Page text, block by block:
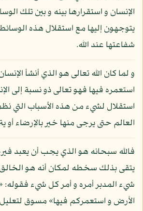
الإنسان و استقرارها بينه و بين تلك
يتوجهون إليها مع استقلال هذه الوسائط
شفاعتها عند الله.
و لما كان الله تعالى هو الذي أنشأ
استعمره فيها فهو تعالى ذو نسبة إلى
استقلال لشيء من هذه الأسباب التي
العالم حتى يرجى منها خير بالإرضاء
فالله سبحانه هو الذي يجب أن يعبد
يتقى بذلك سخطه لمكان أنه هو
شيء المدبر أمره و أمر كل شيء
الأرض و استعمركم فيها» مسوق